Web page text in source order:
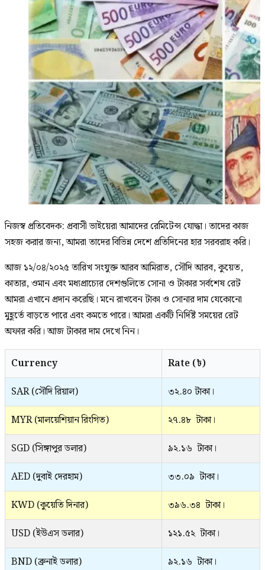
নিজস্ব প্রতিবেদক: প্রবাসী ভাইয়েরা আমাদের রেমিটেন্স যোদ্ধা। তাদের কাজ
সহজ করার জন্য, আমরা তাদের বিভিন্ন দেশে প্রতিদিনের হার সরবরাহ করি।
আজ ১২/০৪/২০২৫ তারিখ সংযুক্ত আরব আমিরাত, সৌদি আরব, কুয়েত,
কাতার, ওমান এবং মধ্যপ্রাচ্যের দেশগুলিতে সোনা ও টাকার সর্বশেষ রেট
আমরা এখানে প্রদান করেছি। মনে রাখবেন টাকা ও সোনার দাম যেকোনো
মুহূর্তে বাড়তে পারে এবং কমতে পারে। আমরা একটি নির্দিষ্ট সময়ের রেট
অফার করি। আজ টাকার দাম দেখে নিন।
Currency
Rate (৳)
SAR (সৌদি রিয়াল)
৩২.৪০ টাকা।
MYR (মালয়েশিয়ান রিংগিত)
২৭.৪৮ টাকা।
SGD (সিঙ্গাপুর ডলার)
৯২.১৬ টাকা।
AED (দুবাই দেরহাম)
৩৩.০৯ টাকা।
KWD (কুয়েতি দিনার)
৩৯৬.৩৪ টাকা।
USD (ইউএস ডলার)
১২১.৫২ টাকা।
BND (ব্রুনাই ডলার)
৯২.১৬ টাকা।